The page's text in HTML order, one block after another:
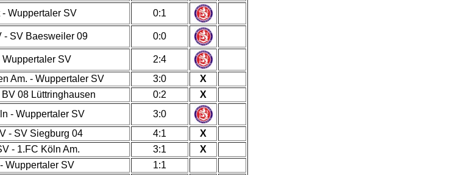
Wuppertaler SV 0:1
- SV Baesweiler 09 0:0
Wuppertaler SV
2:4
Am. - Wuppertaler SV 3:0
X
08 Lüttringhausen 0:2
X
- Wuppertaler SV
3:0
- SV Siegburg 04 4:1
X
- 1.FC Köln Am. 3:1
X
Wuppertaler SV 1:1